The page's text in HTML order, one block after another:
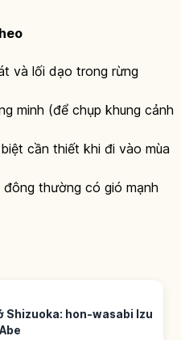
và lối dạo trong rừng
minh (để chụp khung cảnh
cần thiết khi đi vào mùa
thường có gió mạnh
Shizuoka: hon-wasabi Izu